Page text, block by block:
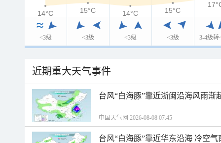
<3级 <3级 <3级 <3级 3-4级转
14°C
14°C 15°C 14°C 15°C
近期重大天气事件
台风“白海豚”靠近浙闽沿海风雨渐
中国天气网 2026-08-08 07:45
台风“白海豚”靠近华东沿海 冷空